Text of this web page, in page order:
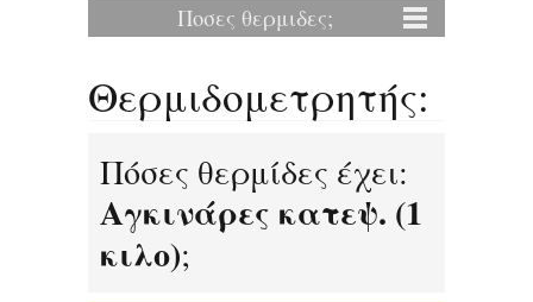
Ποσες θερμιδες;
Θερμιδομετρητής:
Πόσες θερμίδες έχει:
Αγκινάρες κατεψ. (1
κιλο);